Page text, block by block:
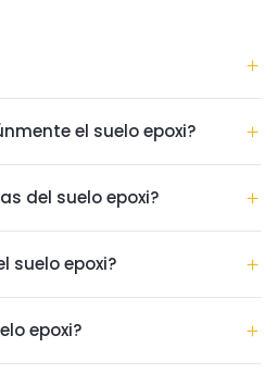
el suelo epoxi?
del suelo epoxi?
suelo epoxi?
epoxi?